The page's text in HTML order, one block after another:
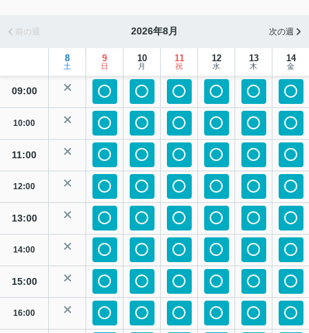
前の週 2026年8月 次の週
8
土
9
日
10
月
11
祝
12
水
13
木
14
金
09:00
10:00
11:00
12:00
13:00
14:00
15:00
16:00